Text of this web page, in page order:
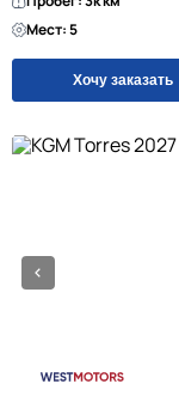
Мест: 5
Хочу заказать